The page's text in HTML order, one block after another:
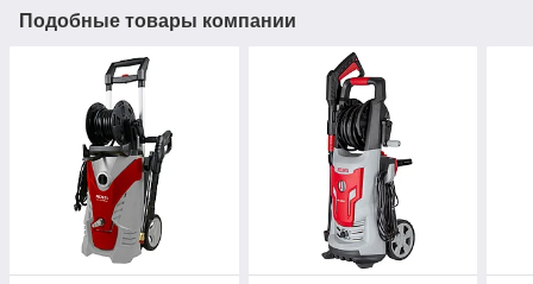
Подобные товары компании